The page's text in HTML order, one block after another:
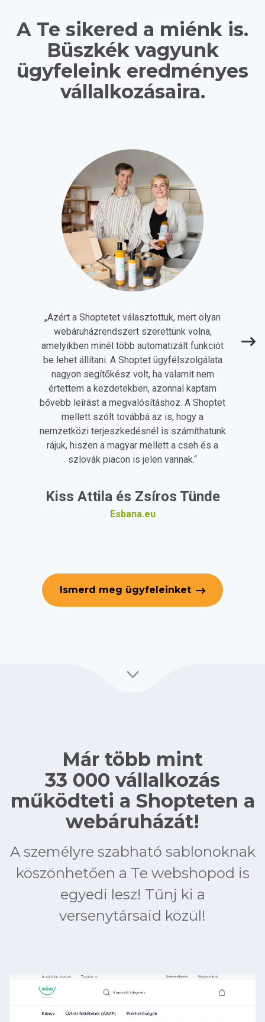
A Te sikered a miénk is.
Büszkék vagyunk
ügyfeleink eredményes
vállalkozásaira.
„Azért a Shoptetet választottuk, mert olyan
webáruházrendszert szerettünk volna,
amelyikben minél több automatizált funkciót
be lehet állítani. A Shoptet ügyfélszolgálata
nagyon segítőkész volt, ha valamit nem
értettem a kezdetekben, azonnal kaptam
bővebb leírást a megvalósításhoz. A Shoptet
mellett szólt továbbá az is, hogy a
nemzetközi terjeszkedésnél is számíthatunk
rájuk, hiszen a magyar mellett a cseh és a
szlovák piacon is jelen vannak.“
Kiss Attila és Zsíros Tünde
Esbana.eu
Ismerd meg ügyfeleinket
Már több mint
33 000 vállalkozás
működteti a Shopteten a
webáruházát!
A személyre szabható sablonoknak
köszönhetően a Te webshopod is
egyedi lesz! Tűnj ki a
versenytársaid közül!